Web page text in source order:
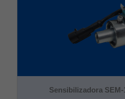
Sensibilizadora SEM-